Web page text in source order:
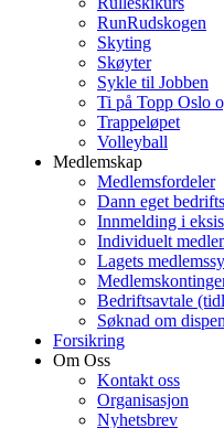
RunRudskogen
Skyting
Skøyter
Sykle til Jobben
Ti på Topp Oslo
Trappeløpet
Volleyball
Medlemskap
Medlemsfordeler
Dann eget
Innmelding i
Individuelt
Lagets
Bedriftsavtale
Søknad om
Forsikring
Om Oss
Kontakt oss
Organisasjon
Nyhetsbrev